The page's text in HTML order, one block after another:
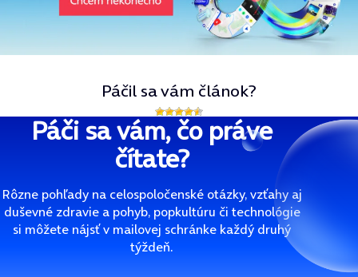
Páčil sa vám článok?
Páči sa vám, čo práve
čítate?
Rôzne pohľady na celospoločenské otázky, vzťahy aj
duševné zdravie a pohyb, popkultúru či technológie
si môžete nájsť v mailovej schránke každý druhý
týždeň.